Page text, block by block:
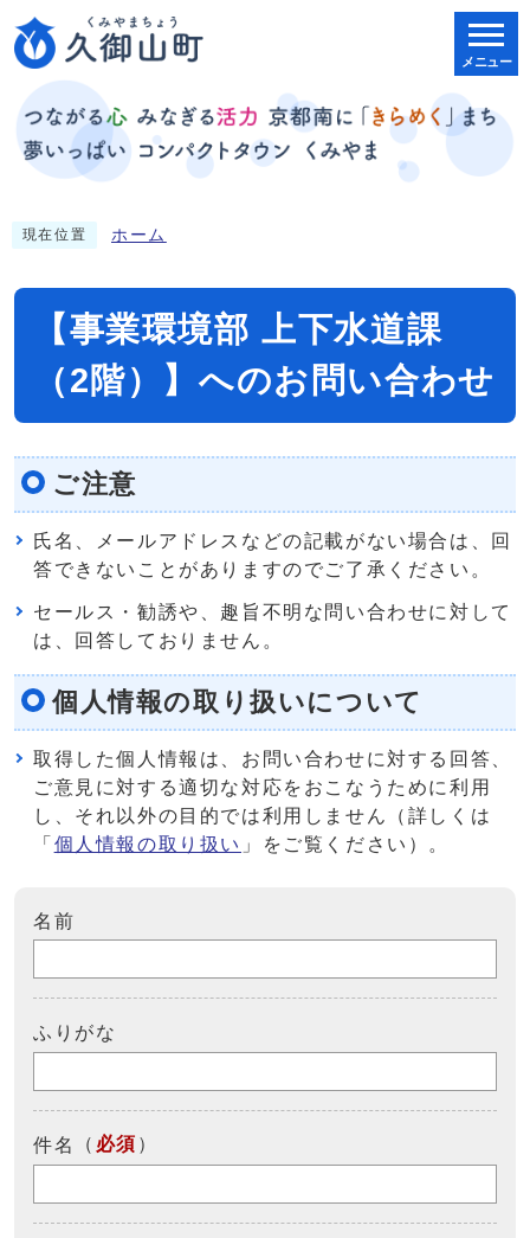
メニュー
現在位置 ホーム
【事業環境部 上下水道課
（2階）】へのお問い合わせ
ご注意
氏名、メールアドレスなどの記載がない場合は、回
答できないことがありますのでご了承ください。
セールス・勧誘や、趣旨不明な問い合わせに対して
は、回答しておりません。
個人情報の取り扱いについて
取得した個人情報は、お問い合わせに対する回答、
ご意見に対する適切な対応をおこなうために利用
し、それ以外の目的では利用しません（詳しくは
「 個人情報の取り扱い 」をご覧ください）。
名前
ふりがな
件名 （ 必須 ）